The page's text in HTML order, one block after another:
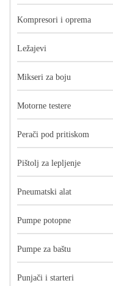
Kompresori i oprema
Ležajevi
Mikseri za boju
Motorne testere
Perači pod pritiskom
Pištolj za lepljenje
Pneumatski alat
Pumpe potopne
Pumpe za baštu
Punjači i starteri